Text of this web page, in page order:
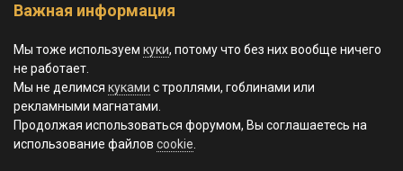
Cookie-файлы
Powered by Invision Community
Важная информация
Мы тоже используем куки, потому что без них вообще ничего
не работает.
Мы не делимся куками с троллями, гоблинами или
рекламными магнатами.
Продолжая использоваться форумом, Вы соглашаетесь на
использование файлов cookie